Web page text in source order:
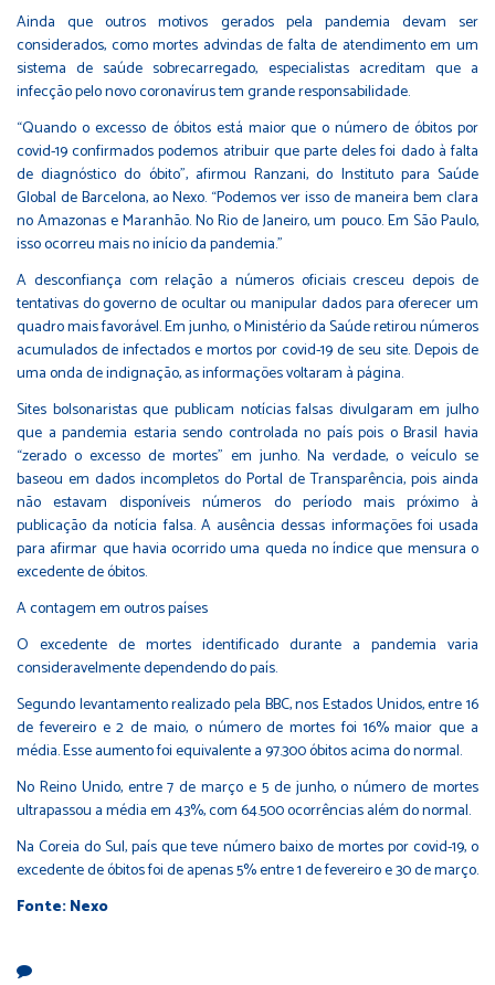
Ainda que outros motivos gerados pela pandemia devam ser
considerados, como mortes advindas de falta de atendimento em um
sistema de saúde sobrecarregado, especialistas acreditam que a
infecção pelo novo coronavírus tem grande responsabilidade.
“Quando o excesso de óbitos está maior que o número de óbitos por
covid-19 confirmados podemos atribuir que parte deles foi dado à falta
de diagnóstico do óbito”, afirmou Ranzani, do Instituto para Saúde
Global de Barcelona, ao Nexo. “Podemos ver isso de maneira bem clara
no Amazonas e Maranhão. No Rio de Janeiro, um pouco. Em São Paulo,
isso ocorreu mais no início da pandemia.”
A desconfiança com relação a números oficiais cresceu depois de
tentativas do governo de ocultar ou manipular dados para oferecer um
quadro mais favorável. Em junho, o Ministério da Saúde retirou números
acumulados de infectados e mortos por covid-19 de seu site. Depois de
uma onda de indignação, as informações voltaram à página.
Sites bolsonaristas que publicam notícias falsas divulgaram em julho
que a pandemia estaria sendo controlada no país pois o Brasil havia
“zerado o excesso de mortes” em junho. Na verdade, o veículo se
baseou em dados incompletos do Portal de Transparência, pois ainda
não estavam disponíveis números do período mais próximo à
publicação da notícia falsa. A ausência dessas informações foi usada
para afirmar que havia ocorrido uma queda no índice que mensura o
excedente de óbitos.
A contagem em outros países
O excedente de mortes identificado durante a pandemia varia
consideravelmente dependendo do país.
Segundo levantamento realizado pela BBC, nos Estados Unidos, entre 16
de fevereiro e 2 de maio, o número de mortes foi 16% maior que a
média. Esse aumento foi equivalente a 97.300 óbitos acima do normal.
No Reino Unido, entre 7 de março e 5 de junho, o número de mortes
ultrapassou a média em 43%, com 64.500 ocorrências além do normal.
Na Coreia do Sul, país que teve número baixo de mortes por covid-19, o
excedente de óbitos foi de apenas 5% entre 1 de fevereiro e 30 de março.
Fonte: Nexo